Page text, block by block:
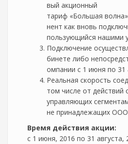
вый акционный
тариф «Большая
нент как вновь
пользующийся нашими
Подключение
бинете либо
омпании с 1 июня по 31
Реальная скорость
том числе от действий
управляющих
не принадлежащих ООО
Время действия акции:
с 1 июня, 2016 по 31 августа,